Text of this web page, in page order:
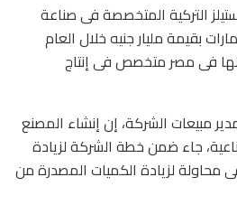
التركية المتخصصة فى صناعة
بقيمة مليار جنيه خلال العام
لها فى مصر متخصص فى إنتاج
مبيعات الشركة، إن إنشاء المصنع
جاء ضمن خطة الشركة لزيادة
فى محاولة لزيادة الكميات المصدرة من